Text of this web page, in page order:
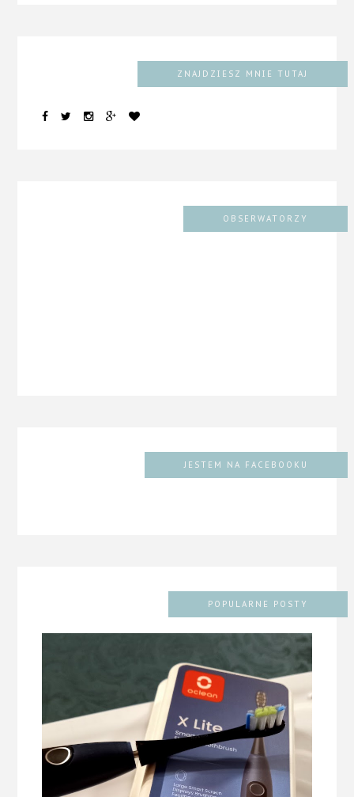
ZNAJDZIESZ MNIE TUTAJ
OBSERWATORZY
JESTEM NA FACEBOOKU
POPULARNE POSTY